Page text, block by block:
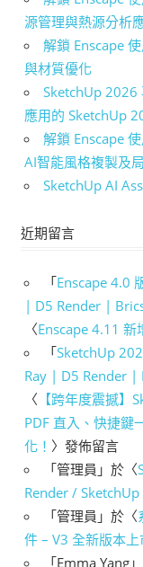
源管理與熱源分析
解鎖 Enscape
與材質優化
SketchUp 2026
應用的 SketchUp
解鎖 Enscape
AI智能風格複製及
SketchUp AI
近期留言
「Enscape 4.0
| D5 Render |
〈Enscape 4.11 新
「SketchUp
Ray | D5 Render |
〈 【跨年度震撼】
PDF 直入、快捷鍵
化！ 〉發佈留言
「管理員 」於〈
Render /
「管理員 」於〈
件 – V3 全新版本上
「Emma Yang